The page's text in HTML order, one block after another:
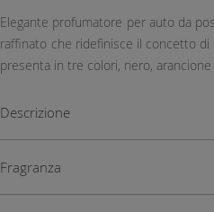
Elegante profumatore per auto da
raffinato che ridefinisce il concetto di
presenta in tre colori, nero,
Descrizione
Fragranza